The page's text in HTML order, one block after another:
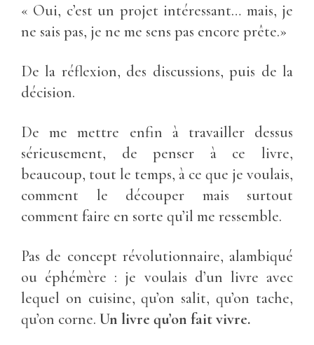
« Oui, c’est un projet intéressant… mais, je
ne sais pas, je ne me sens pas encore prête.»
De la réflexion, des discussions, puis de la
décision.
De me mettre enfin à travailler dessus
sérieusement, de penser à ce livre,
beaucoup, tout le temps, à ce que je voulais,
comment le découper mais surtout
comment faire en sorte qu’il me ressemble.
Pas de concept révolutionnaire, alambiqué
ou éphémère : je voulais d’un livre avec
lequel on cuisine, qu’on salit, qu’on tache,
qu’on corne. Un livre qu’on fait vivre.